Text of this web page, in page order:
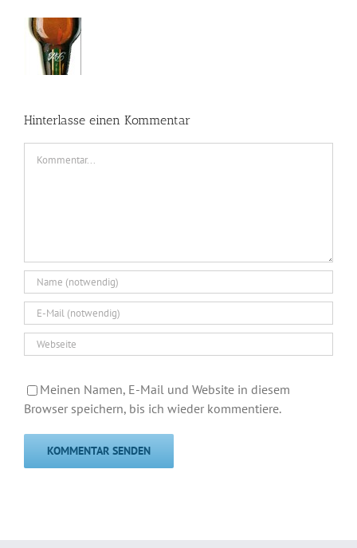
Hinterlasse einen Kommentar
Meinen Namen, E-Mail und Website in diesem
Browser speichern, bis ich wieder kommentiere.